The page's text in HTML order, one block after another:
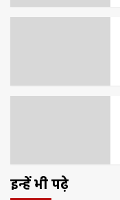
इन्हें भी पढ़े